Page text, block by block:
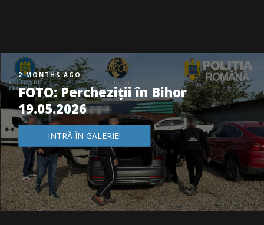
2 MONTHS AGO
FOTO: Percheziții în Bihor
19.05.2026
INTRĂ ÎN GALERIE!